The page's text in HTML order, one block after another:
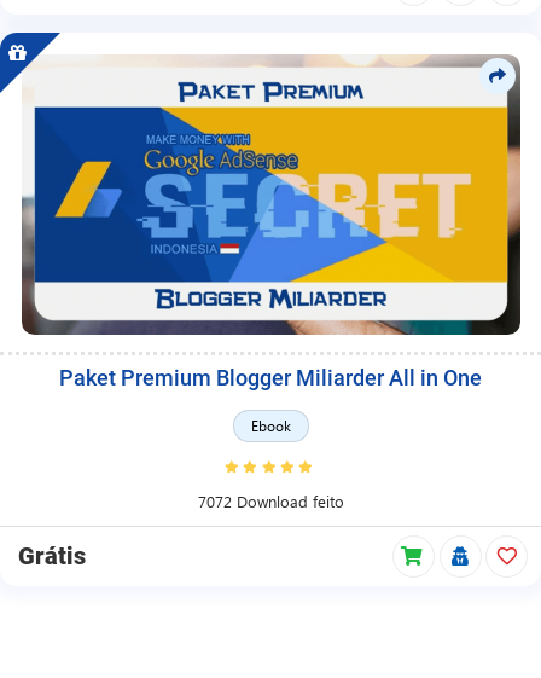
Paket Premium Blogger Miliarder All in One
Ebook
7072 Download feito
Grátis